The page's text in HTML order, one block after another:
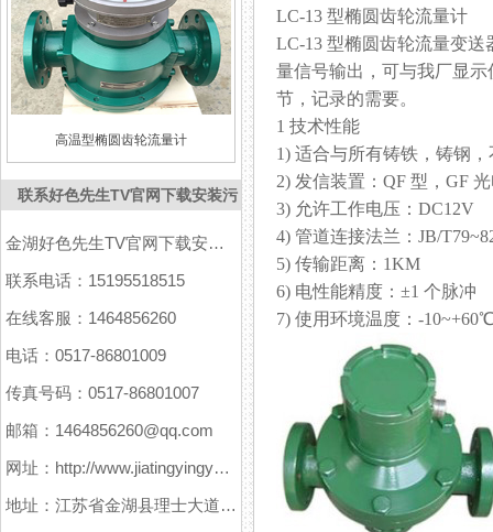
高温型椭圆齿轮流量计
联系好色先生TV官网下载安装污
金湖好色先生TV官网下载安装污仪表有限公司
联系电话：15195518515
在线客服：1464856260
电话：0517-86801009
传真号码：0517-86801007
邮箱：1464856260@qq.com
网址：http://www.jiatingyingyuanxitong.com
地址：江苏省金湖县理士大道61号
LC-13 型椭圆齿轮流量计
LC-13 型椭圆齿轮流量变送
量信号输出，可与我厂显示
节，记录的需要。
1 技术性能
1) 适合与所有铸铁，铸钢
2) 发信装置：QF 型，GF
3) 允许工作电压：DC12V
4) 管道连接法兰：JB/
5) 传输距离：1KM
6) 电性能精度：±1 个脉冲
7) 使用环境温度：-